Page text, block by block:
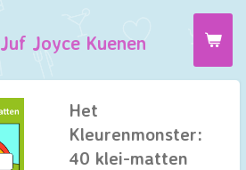
Juf Joyce Kuenen
Het
Kleurenmonster:
40 klei-matten